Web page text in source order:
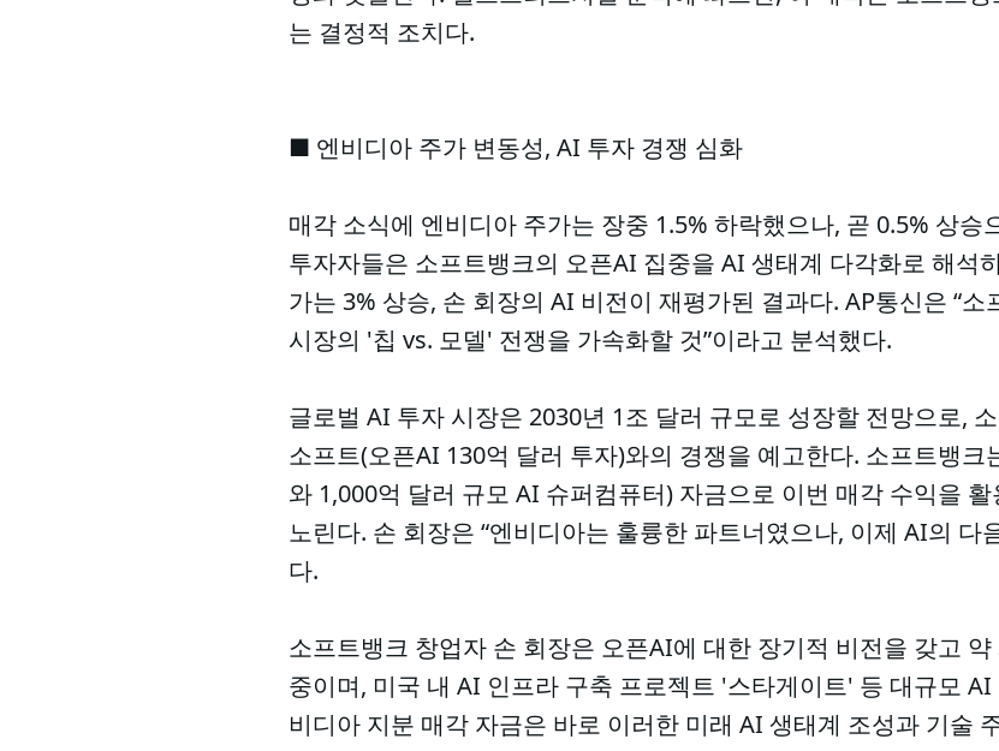
는 결정적 조치다.
■ 엔비디아 주가 변동성, AI 투자 경쟁 심화
매각 소식에 엔비디아 주가는 장중 1.5% 하락했으나, 곧 0.5% 상승
투자자들은 소프트뱅크의 오픈AI 집중을 AI 생태계 다각화로 해석
가는 3% 상승, 손 회장의 AI 비전이 재평가된 결과다. AP통신은 “
시장의 '칩 vs. 모델' 전쟁을 가속화할 것”이라고 분석했다.
글로벌 AI 투자 시장은 2030년 1조 달러 규모로 성장할 전망으로,
소프트(오픈AI 130억 달러 투자)와의 경쟁을 예고한다. 소프트뱅
와 1,000억 달러 규모 AI 슈퍼컴퓨터) 자금으로 이번 매각 수익을
노린다. 손 회장은 “엔비디아는 훌륭한 파트너였으나, 이제 AI의 다
다.
소프트뱅크 창업자 손 회장은 오픈AI에 대한 장기적 비전을 갖고
중이며, 미국 내 AI 인프라 구축 프로젝트 '스타게이트' 등 대규모
비디아 지분 매각 자금은 바로 이러한 미래 AI 생태계 조성과 기술